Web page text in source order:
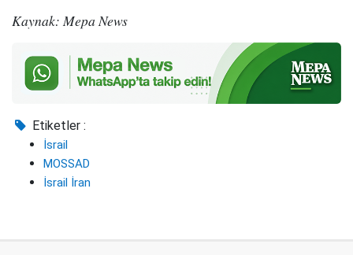
Kaynak: Mepa News
Etiketler :
İsrail
MOSSAD
İsrail İran